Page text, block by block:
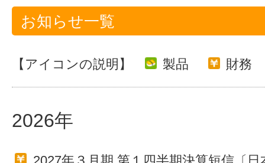
お知らせ一覧
【アイコンの説明】 製品 財務
2026年